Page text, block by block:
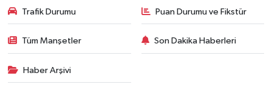
Trafik Durumu Puan Durumu ve Fikstür
Tüm Manşetler Son Dakika Haberleri
Haber Arşivi